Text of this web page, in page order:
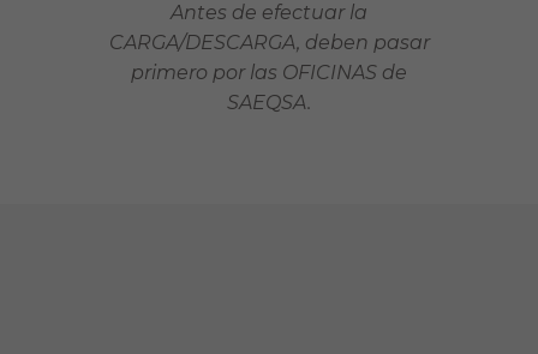
Antes de efectuar la
CARGA/DESCARGA, deben pasar
primero por las OFICINAS de
SAEQSA.